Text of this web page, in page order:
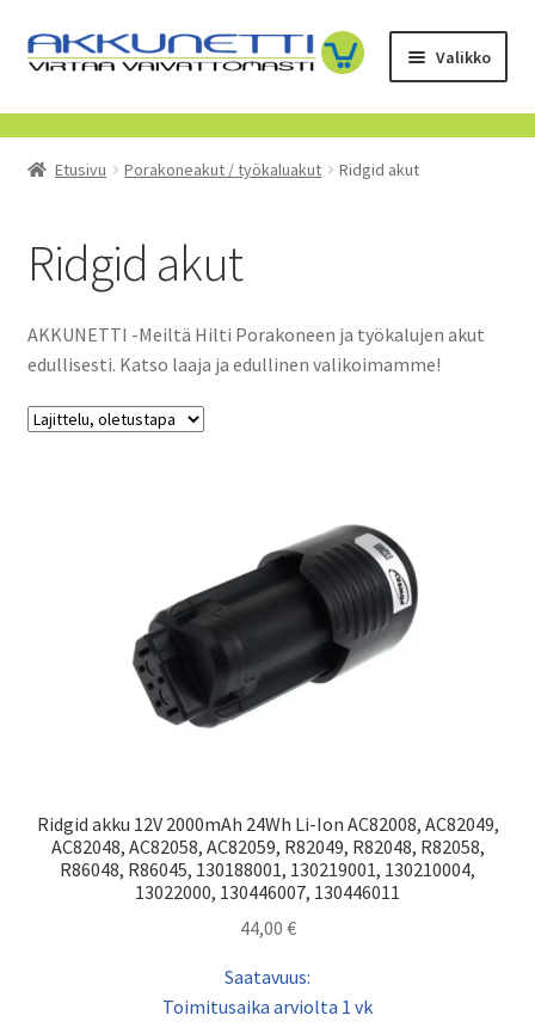
Siirry
navigointiin
Siirry
sisältöön
Valikko
Kauppa
Tietoa meistä
Yrityksille
POISTUVAT TUOTTEET
Etusivu Porakoneakut / työkaluakut Ridgid akut
Ridgid akut
AKKUNETTI -Meiltä Hilti Porakoneen ja työkalujen akut
edullisesti. Katso laaja ja edullinen valikoimamme!
Ridgid akku 12V 2000mAh 24Wh Li-Ion AC82008, AC82049,
AC82048, AC82058, AC82059, R82049, R82048, R82058,
R86048, R86045, 130188001, 130219001, 130210004,
13022000, 130446007, 130446011
44,00 €
Saatavuus:
Toimitusaika arviolta 1 vk